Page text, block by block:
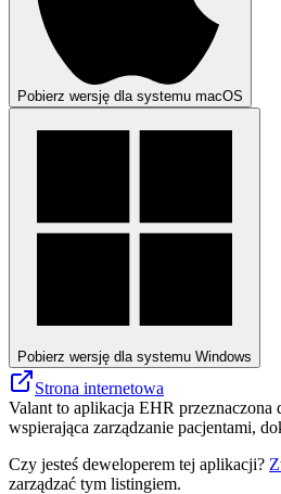
Pobierz wersję dla systemu macOS
Pobierz wersję dla systemu Windows
Strona internetowa
Valant to aplikacja EHR przeznaczona
wspierająca zarządzanie pacjentami,
Czy jesteś deweloperem tej aplikacji?
zarządzać tym listingiem.